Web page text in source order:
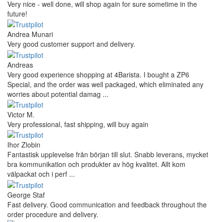
Very nice - well done, will shop again for sure sometime in the
future!
Andrea Munari
Very good customer support and delivery.
Andreas
Very good experience shopping at 4Barista. I bought a ZP6
Special, and the order was well packaged, which eliminated any
worries about potential damag ...
Victor M.
Very professional, fast shipping, will buy again
Ihor Zlobin
Fantastisk upplevelse från början till slut. Snabb leverans, mycket
bra kommunikation och produkter av hög kvalitet. Allt kom
välpackat och i perf ...
George Staf
Fast delivery. Good communication and feedback throughout the
order procedure and delivery.